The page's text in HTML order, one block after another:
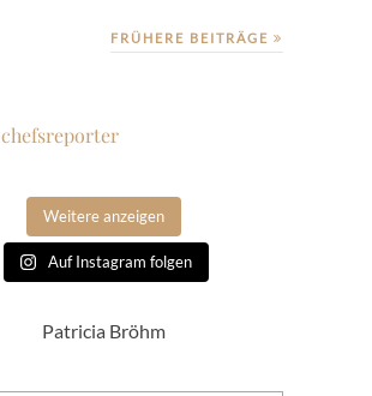
FRÜHERE BEITRÄGE
chefsreporter
Weitere anzeigen
Auf Instagram folgen
Patricia Bröhm